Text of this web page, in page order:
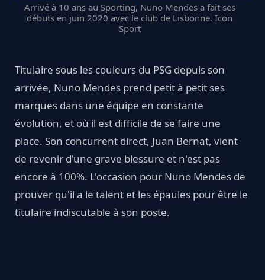
Arrivé à 10 ans au Sporting, Nuno Mendes a fait ses
débuts en juin 2020 avec le club de Lisbonne. Icon
Sport
Titulaire sous les couleurs du PSG depuis son
arrivée, Nuno Mendes prend petit à petit ses
marques dans une équipe en constante
évolution, et où il est difficile de se faire une
place. Son concurrent direct, Juan Bernat, vient
de revenir d'une grave blessure et n'est pas
encore à 100%. L'occasion pour Nuno Mendes de
prouver qu'il a le talent et les épaules pour être le
titulaire indiscutable à son poste.